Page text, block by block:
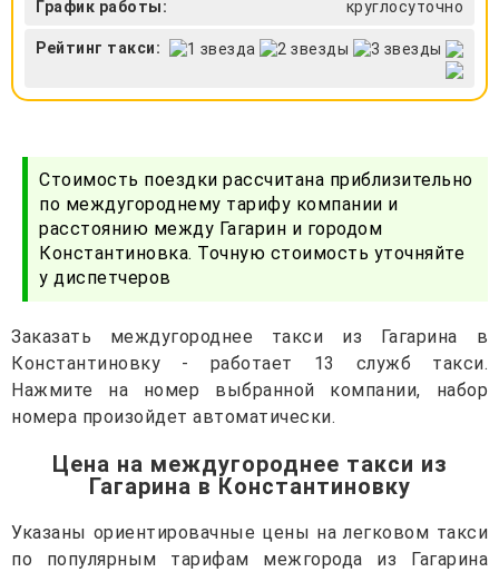
График работы: круглосуточно
Рейтинг такси:
Стоимость поездки рассчитана приблизительно
по междугороднему тарифу компании и
расстоянию между Гагарин и городом
Константиновка. Точную стоимость уточняйте
у диспетчеров
Заказать междугороднее такси из Гагарина в
Константиновку - работает 13 служб такси.
Нажмите на номер выбранной компании, набор
номера произойдет автоматически.
Цена на междугороднее такси из
Гагарина в Константиновку
Указаны ориентировачные цены на легковом такси
по популярным тарифам межгорода из Гагарина